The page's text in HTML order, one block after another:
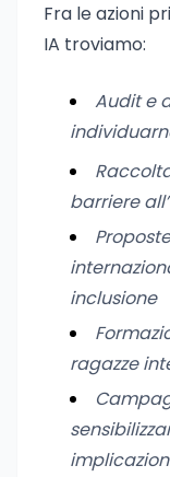
Fra le azioni
IA troviamo:
Audit e
barriere
inclusione
ragazze